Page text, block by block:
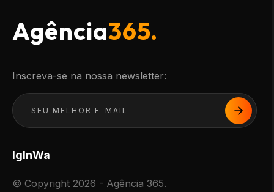
Agência365.
Inscreva-se na nossa newsletter:
IgInWa
© Copyright 2026 - Agência 365.